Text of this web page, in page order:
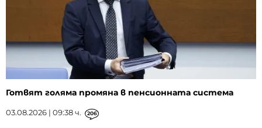
Готвят голяма промяна в пенсионната система
03.08.2026 | 09:38 ч. 206